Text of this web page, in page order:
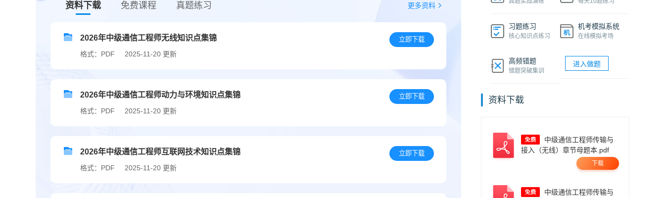
资料下载 免费课程 真题练习 更多资料
2026年中级通信工程师无线知识点集锦
格式：PDF 2025-11-20 更新
立即下载
2026年中级通信工程师动力与环境知识点集锦
格式：PDF 2025-11-20 更新
立即下载
2026年中级通信工程师互联网技术知识点集锦
格式：PDF 2025-11-20 更新
立即下载
习题练习
核心知识点练习
机考模拟系统
在线模拟考场
高频错题
错题突破集训
进入做题
资料下载
接入（无线）章节母题本.pdf
下载